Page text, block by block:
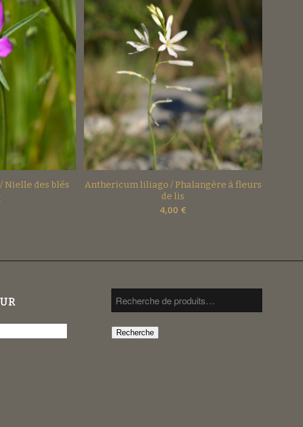
Nielle des blés
Anthericum liliago / Phalangère à fleurs
de lis
4,00 €
Recherche